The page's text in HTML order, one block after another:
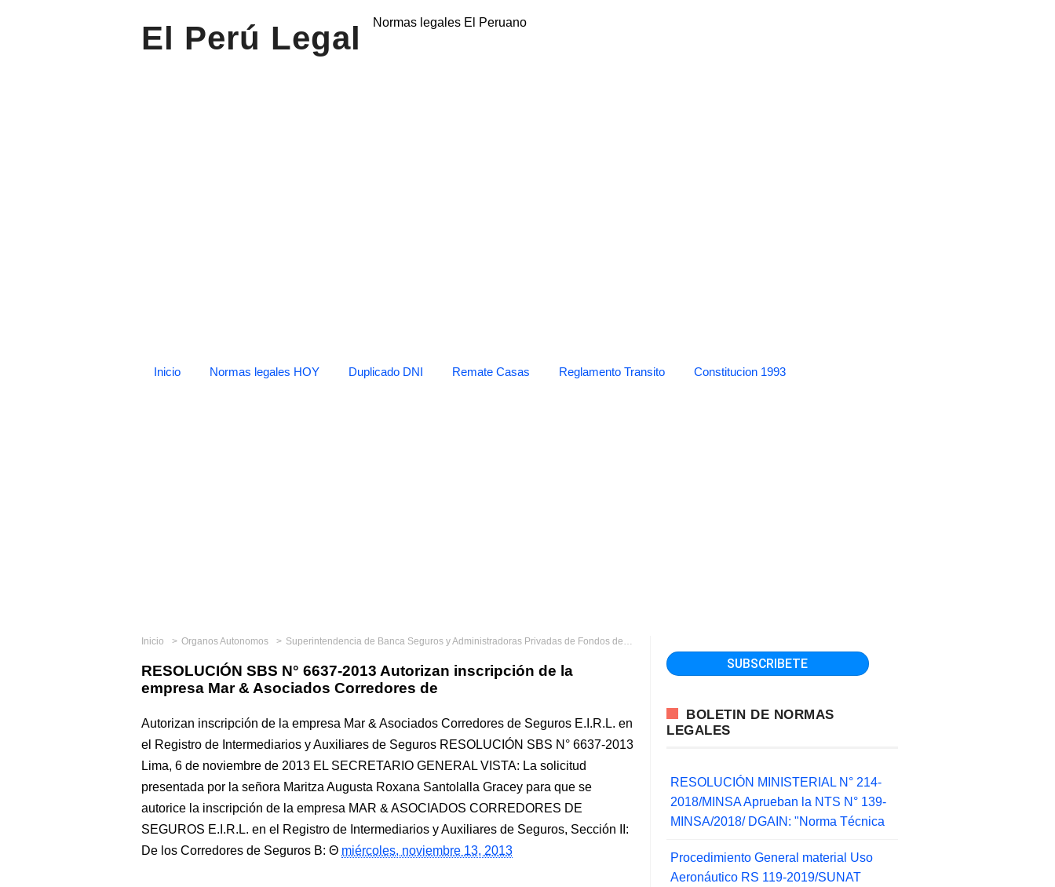
El Perú Legal Normas legales El Peruano
Inicio Normas legales HOY Duplicado DNI Remate Casas Reglamento Transito Constitucion 1993
Inicio Organos Autonomos Superintendencia de Banca Seguros y Administradoras Privadas de Fondos de Pensiones
RESOLUCIÓN SBS N° 6637-2013 Autorizan inscripción de la
empresa Mar & Asociados Corredores de
Autorizan inscripción de la empresa Mar & Asociados Corredores de Seguros E.I.R.L. en
el Registro de Intermediarios y Auxiliares de Seguros RESOLUCIÓN SBS N° 6637-2013
Lima, 6 de noviembre de 2013 EL SECRETARIO GENERAL VISTA: La solicitud
presentada por la señora Maritza Augusta Roxana Santolalla Gracey para que se
autorice la inscripción de la empresa MAR & ASOCIADOS CORREDORES DE
SEGUROS E.I.R.L. en el Registro de Intermediarios y Auxiliares de Seguros, Sección II:
De los Corredores de Seguros B:
miércoles, noviembre 13, 2013
BOLETIN DE NORMAS
LEGALES
RESOLUCIÓN MINISTERIAL N° 214-
2018/MINSA Aprueban la NTS N° 139-
MINSA/2018/ DGAIN: "Norma Técnica
Procedimiento General material Uso
Aeronáutico RS 119-2019/SUNAT